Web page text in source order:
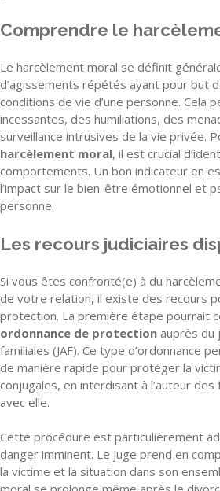
Comprendre le
Le harcèlement moral se définit
d’agissements répétés ayant pour but
conditions de vie d’une personne. Cela
incessantes, des humiliations, des
surveillance intrusives de la vie privée.
harcèlement moral, il est crucial
comportements. Un bon indicateur en
l’impact sur le bien-être émotionnel et
personne.
Les recours judiciaires
Si vous êtes confronté(e) à du
de votre relation, il existe des recours
protection. La première étape pourrait
ordonnance de protection auprès du
familiales (JAF). Ce type d’ordonnance
de manière rapide pour protéger la
conjugales, en interdisant à l’auteur
avec elle.
Cette procédure est particulièrement
danger imminent. Le juge prend en
la victime et la situation dans son